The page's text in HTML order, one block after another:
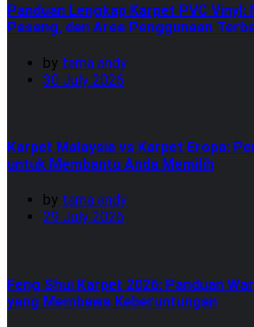
Panduan Lengkap Karpet PVC Vinyl:
Pasang, dan Area Penggunaan
by tama andy
30 July 2026
Karpet Malaysia vs Karpet Eropa:
untuk Membantu Anda Memilih
by tama andy
29 July 2026
Feng Shui Karpet 2026: Panduan
yang Membawa Keberuntungan